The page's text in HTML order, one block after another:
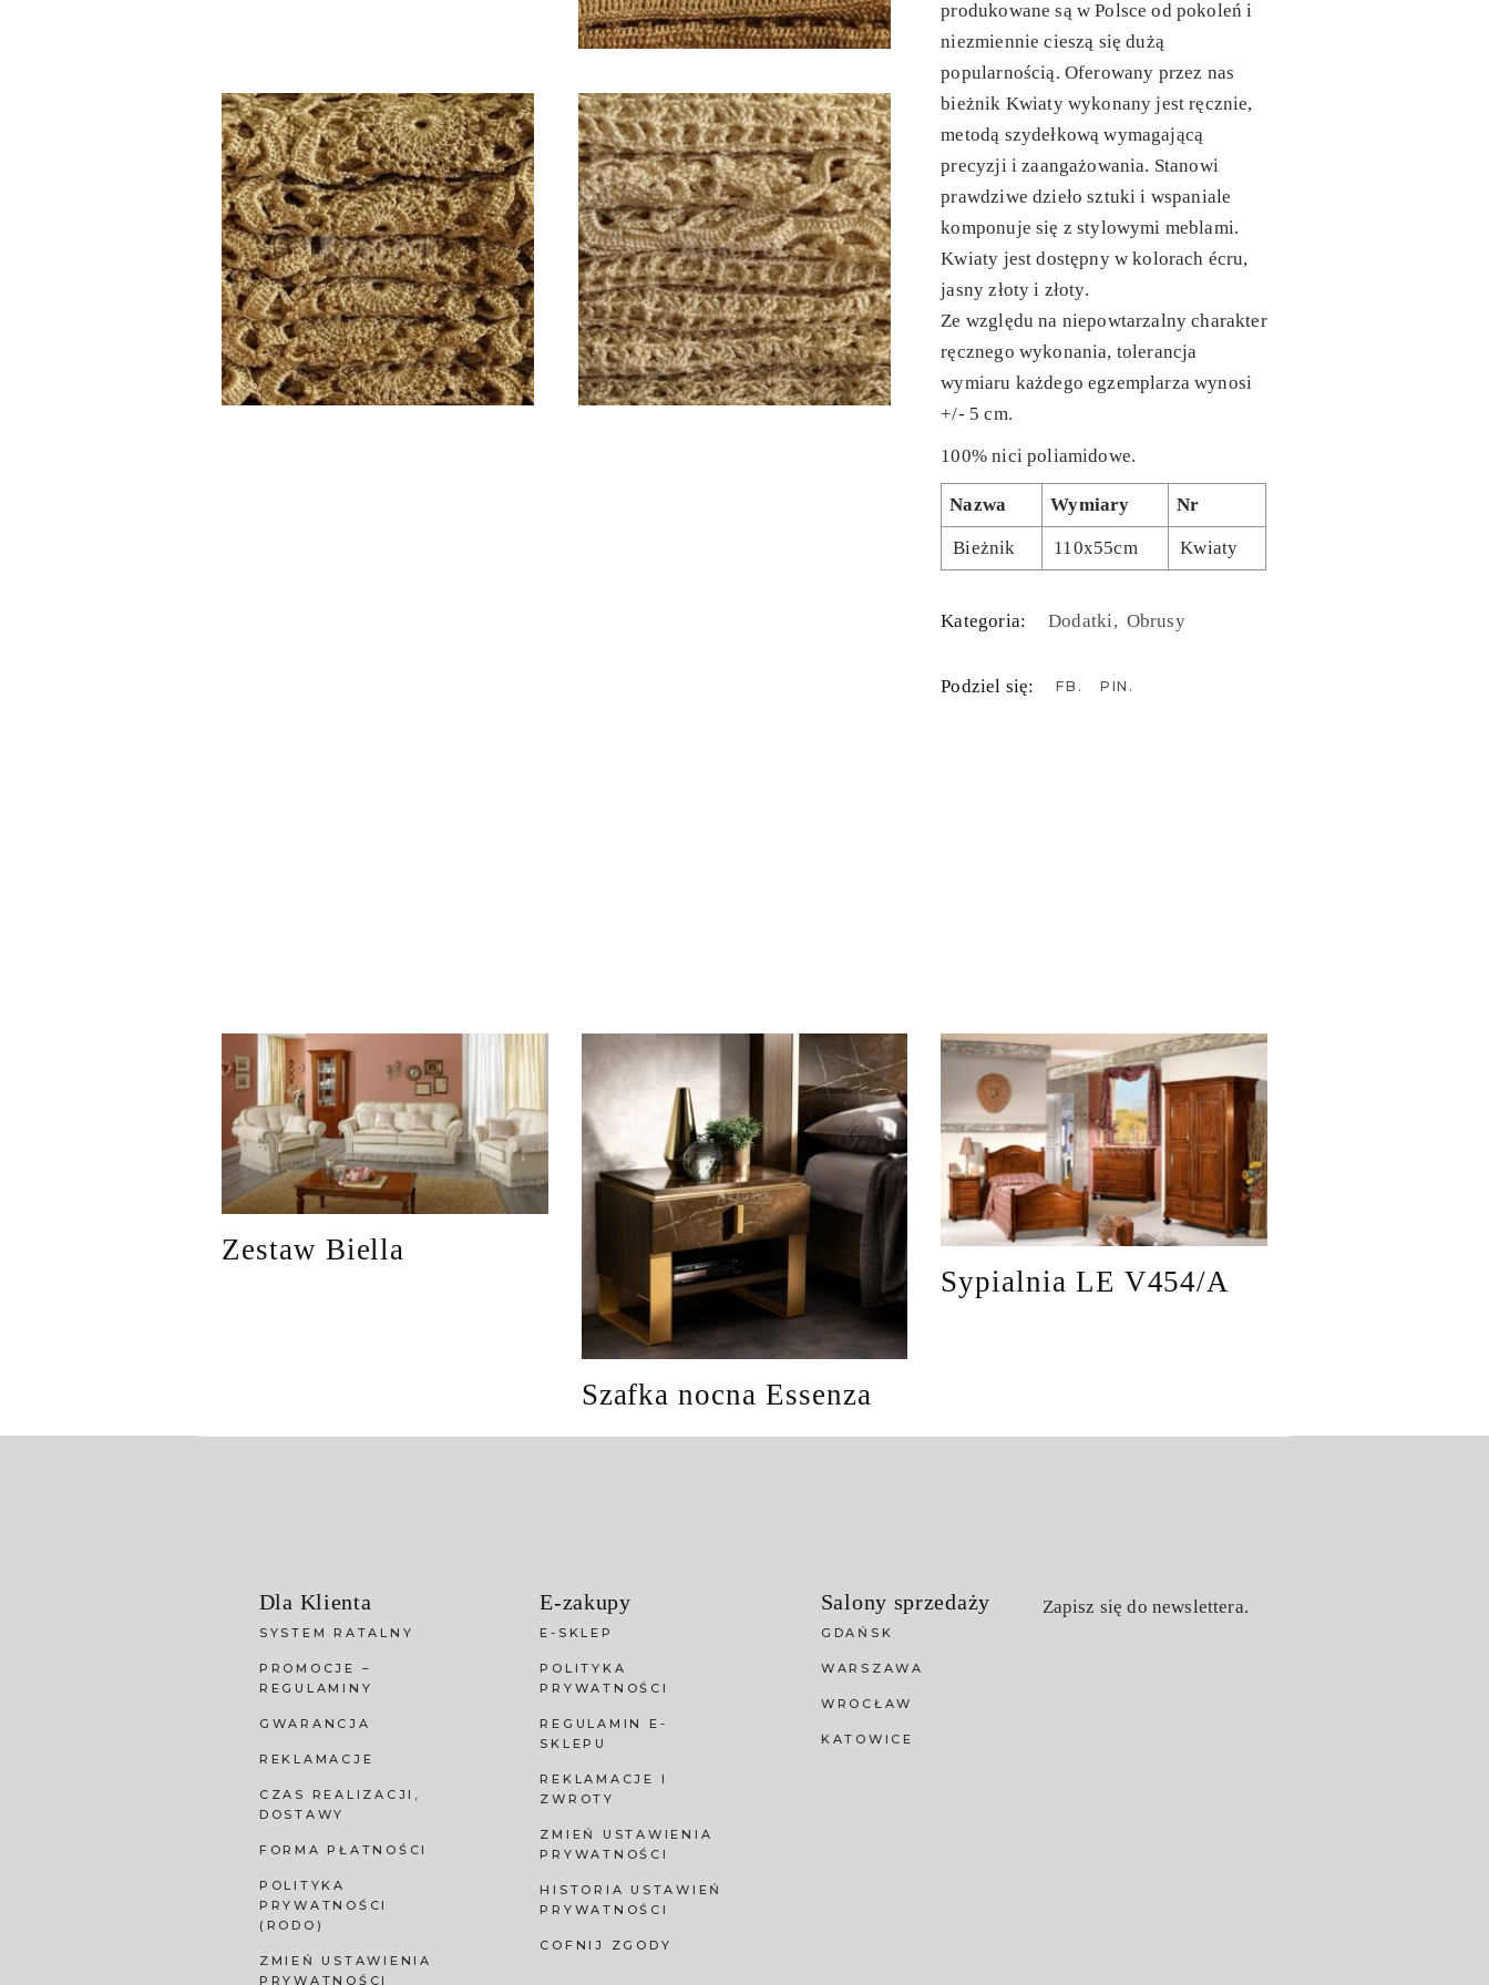
produkowane są w Polsce od pokoleń i
niezmiennie cieszą się dużą
popularnością. Oferowany przez nas
bieżnik Kwiaty wykonany jest ręcznie,
metodą szydełkową wymagającą
precyzji i zaangażowania. Stanowi
prawdziwe dzieło sztuki i wspaniale
komponuje się z stylowymi meblami.
Kwiaty jest dostępny w kolorach écru,
jasny złoty i złoty.
Ze względu na niepowtarzalny charakter
ręcznego wykonania, tolerancja
wymiaru każdego egzemplarza wynosi
+/- 5 cm.
100% nici poliamidowe.
Nazwa Wymiary Nr
Bieżnik 110x55cm Kwiaty
Kategoria: Dodatki Obrusy
Podziel się: FB PIN
Zestaw Biella
Szafka nocna Essenza
Sypialnia LE V454/A
Dla Klienta
SYSTEM RATALNY
PROMOCJE –
REGULAMINY
GWARANCJA
REKLAMACJE
CZAS REALIZACJI,
DOSTAWY
FORMA PŁATNOŚCI
POLITYKA
PRYWATNOŚCI
(RODO)
ZMIEŃ USTAWIENIA
PRYWATNOŚCI
E-zakupy
E-SKLEP
POLITYKA
PRYWATNOŚCI
REGULAMIN E-
SKLEPU
REKLAMACJE I
ZWROTY
ZMIEŃ USTAWIENIA
PRYWATNOŚCI
HISTORIA USTAWIEŃ
PRYWATNOŚCI
COFNIJ ZGODY
Salony sprzedaży
GDAŃSK
WARSZAWA
WROCŁAW
KATOWICE
Zapisz się do newslettera.